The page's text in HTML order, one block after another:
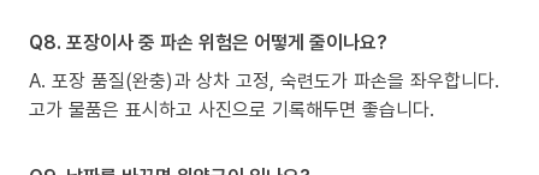
Q8. 포장이사 중 파손 위험은 어떻게 줄이나요?
A. 포장 품질(완충)과 상차 고정, 숙련도가 파손을 좌우합니다.
고가 물품은 표시하고 사진으로 기록해두면 좋습니다.